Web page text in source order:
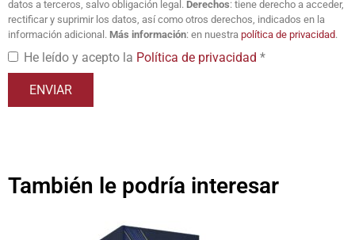
datos a terceros, salvo obligación legal. Derechos: tiene derecho a acceder,
rectificar y suprimir los datos, así como otros derechos, indicados en la
información adicional. Más información: en nuestra política de privacidad.
He leído y acepto la Política de privacidad *
También le podría interesar